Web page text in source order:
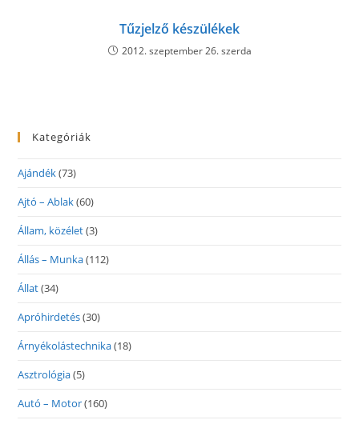
Tűzjelző készülékek
2012. szeptember 26. szerda
Kategóriák
Ajándék(73)
Ajtó – Ablak(60)
Állam, közélet(3)
Állás – Munka(112)
Állat(34)
Apróhirdetés(30)
Árnyékolástechnika(18)
Asztrológia(5)
Autó – Motor(160)